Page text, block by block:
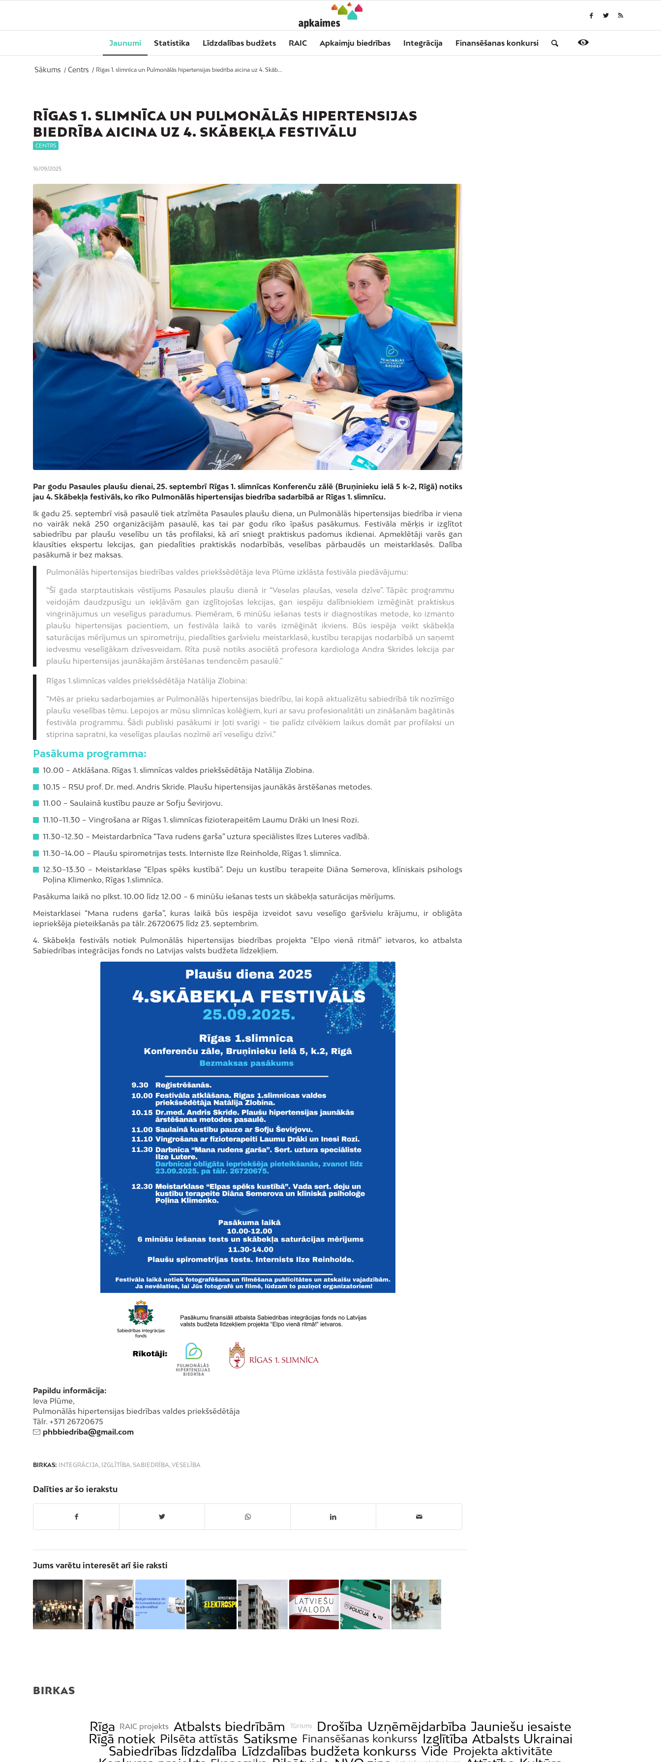
Jaunumi Statistika Līdzdalības budžets RAIC Apkaimju biedrības Integrācija Finansēšanas konkursi
Sākums / Centrs / Rīgas 1. slimnīca un Pulmonālās hipertensijas biedrība aicina uz 4. Skāb...
RĪGAS 1. SLIMNĪCA UN PULMONĀLĀS HIPERTENSIJAS
BIEDRĪBA AICINA UZ 4. SKĀBEKĻA FESTIVĀLU
CENTRS
16/09/2025
Par godu Pasaules plaušu dienai, 25. septembrī Rīgas 1. slimnīcas Konferenču zālē (Bruņinieku ielā 5 k-2, Rīgā) notiks
jau 4. Skābekļa festivāls, ko rīko Pulmonālās hipertensijas biedrība sadarbībā ar Rīgas 1. slimnīcu.
Ik gadu 25. septembrī visā pasaulē tiek atzīmēta Pasaules plaušu diena, un Pulmonālās hipertensijas biedrība ir viena
no vairāk nekā 250 organizācijām pasaulē, kas tai par godu rīko īpašus pasākumus. Festivāla mērķis ir izglītot
sabiedrību par plaušu veselību un tās profilaksi, kā arī sniegt praktiskus padomus ikdienai. Apmeklētāji varēs gan
klausīties ekspertu lekcijas, gan piedalīties praktiskās nodarbībās, veselības pārbaudēs un meistarklasēs. Dalība
pasākumā ir bez maksas.
Pulmonālās hipertensijas biedrības valdes priekšsēdētāja Ieva Plūme izklāsta festivāla piedāvājumu:
“Šī gada starptautiskais vēstījums Pasaules plaušu dienā ir “Veselas plaušas, vesela dzīve”. Tāpēc programmu
veidojām daudzpusīgu un iekļāvām gan izglītojošas lekcijas, gan iespēju dalībniekiem izmēģināt praktiskus
vingrinājumus un veselīgus paradumus. Piemēram, 6 minūšu iešanas tests ir diagnostikas metode, ko izmanto
plaušu hipertensijas pacientiem, un festivāla laikā to varēs izmēģināt ikviens. Būs iespēja veikt skābekļa
saturācijas mērījumus un spirometriju, piedalīties garšvielu meistarklasē, kustību terapijas nodarbībā un saņemt
iedvesmu veselīgākam dzīvesveidam. Rīta pusē notiks asociētā profesora kardiologa Andra Skrides lekcija par
plaušu hipertensijas jaunākajām ārstēšanas tendencēm pasaulē.”
Rīgas 1.slimnīcas valdes priekšsēdētāja Natālija Zlobina:
“Mēs ar prieku sadarbojamies ar Pulmonālās hipertensijas biedrību, lai kopā aktualizētu sabiedrībā tik nozīmīgo
plaušu veselības tēmu. Lepojos ar mūsu slimnīcas kolēģiem, kuri ar savu profesionalitāti un zināšanām bagātinās
festivāla programmu. Šādi publiski pasākumi ir ļoti svarīgi – tie palīdz cilvēkiem laikus domāt par profilaksi un
stiprina sapratni, ka veselīgas plaušas nozīmē arī veselīgu dzīvi.”
Pasākuma programma:
10.00 – Atklāšana. Rīgas 1. slimnīcas valdes priekšsēdētāja Natālija Zlobina.
10.15 – RSU prof. Dr. med. Andris Skride. Plaušu hipertensijas jaunākās ārstēšanas metodes.
11.00 – Saulainā kustību pauze ar Sofju Ševirjovu.
11.10–11.30 – Vingrošana ar Rīgas 1. slimnīcas fizioterapeitēm Laumu Drāki un Inesi Rozi.
11.30–12.30 – Meistardarbnīca “Tava rudens garša” uztura speciālistes Ilzes Luteres vadībā.
11.30–14.00 – Plaušu spirometrijas tests. Interniste Ilze Reinholde, Rīgas 1. slimnīca.
12.30–13.30 – Meistarklase “Elpas spēks kustībā”. Deju un kustību terapeite Diāna Semerova, klīniskais psihologs
Poļina Klimenko, Rīgas 1.slimnīca.
Pasākuma laikā no plkst. 10.00 līdz 12.00 – 6 minūšu iešanas tests un skābekļa saturācijas mērījums.
Meistarklasei “Mana rudens garša”, kuras laikā būs iespēja izveidot savu veselīgo garšvielu krājumu, ir obligāta
iepriekšēja pieteikšanās pa tālr. 26720675 līdz 23. septembrim.
4. Skābekļa festivāls notiek Pulmonālās hipertensijas biedrības projekta “Elpo vienā ritmā!” ietvaros, ko atbalsta
Sabiedrības integrācijas fonds no Latvijas valsts budžeta līdzekļiem.
Papildu informācija:
Ieva Plūme,
Pulmonālās hipertensijas biedrības valdes priekšsēdētāja
Tālr. +371 26720675
phbbiedriba@gmail.com
BIRKAS: INTEGRĀCIJA, IZGLĪTĪBA, SABIEDRĪBA, VESELĪBA
Dalīties ar šo ierakstu
Jums varētu interesēt arī šie raksti
BIRKAS
Rīga RAIC projekts Atbalsts biedrībām Tūrisms Drošība Uzņēmējdarbība Jauniešu iesaiste
Rīgā notiek Pilsēta attīstās Satiksme Finansēšanas konkurss Izglītība Atbalsts Ukrainai
Sabiedrības līdzdalība Līdzdalības budžeta konkurss Vide Projekta aktivitāte